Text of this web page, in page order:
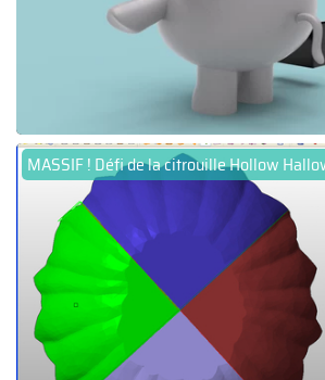
MASSIF ! Défi de la citrouille Hollow